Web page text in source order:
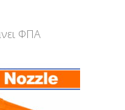
ΦΠΑ